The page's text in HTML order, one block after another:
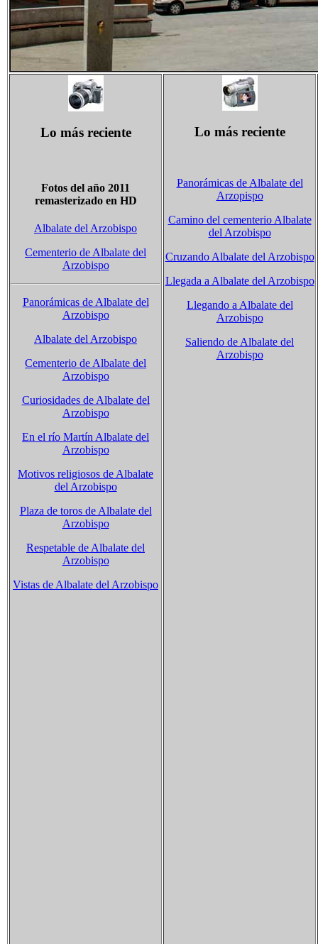
Lo más reciente
Fotos del año 2011
remasterizado en HD
Albalate del Arzobispo
Cementerio de Albalate del
Arzobispo
Panorámicas de Albalate del
Arzobispo
Albalate del Arzobispo
Cementerio de Albalate del
Arzobispo
Curiosidades de Albalate del
Arzobispo
En el río Martín Albalate del
Arzobispo
Motivos religiosos de Albalate
del Arzobispo
Plaza de toros de Albalate del
Arzobispo
Respetable de Albalate del
Arzobispo
Vistas de Albalate del Arzobispo
Lo más reciente
Panorámicas de Albalate del
Arzopispo
Camino del cementerio Albalate
del Arzobispo
Cruzando Albalate del Arzobispo
Llegada a Albalate del Arzobispo
Llegando a Albalate del
Arzobispo
Saliendo de Albalate del
Arzobispo